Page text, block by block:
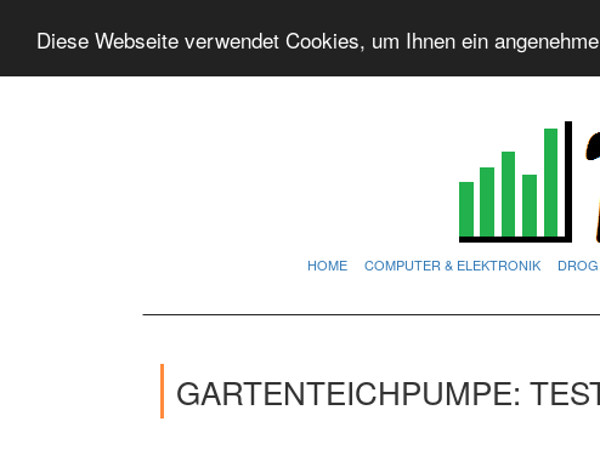
Diese Webseite verwendet Cookies, um Ihnen ein
HOME COMPUTER & ELEKTRONIK
GARTENTEICHPUMPE: